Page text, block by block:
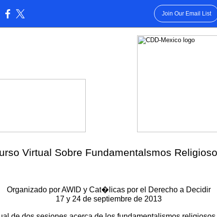
Join Our Email List
Virtual Sobre Fundamentalsmos
Organizado por AWID y Cat�licas por el Derecho a Decidir
17 y 24 de septiembre de 2013